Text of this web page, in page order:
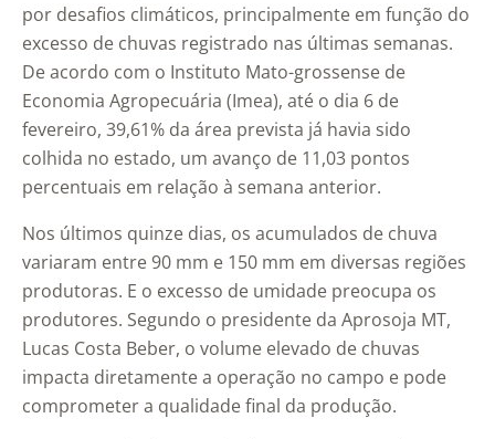
por desafios climáticos, principalmente em função do
excesso de chuvas registrado nas últimas semanas.
De acordo com o Instituto Mato-grossense de
Economia Agropecuária (Imea), até o dia 6 de
fevereiro, 39,61% da área prevista já havia sido
colhida no estado, um avanço de 11,03 pontos
percentuais em relação à semana anterior.
Nos últimos quinze dias, os acumulados de chuva
variaram entre 90 mm e 150 mm em diversas regiões
produtoras. E o excesso de umidade preocupa os
produtores. Segundo o presidente da Aprosoja MT,
Lucas Costa Beber, o volume elevado de chuvas
impacta diretamente a operação no campo e pode
comprometer a qualidade final da produção.